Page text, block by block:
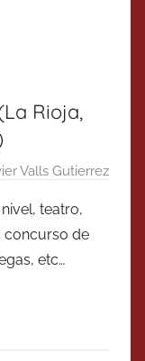
Rioja,
Valls Gutierrez
teatro,
concurso de
etc…